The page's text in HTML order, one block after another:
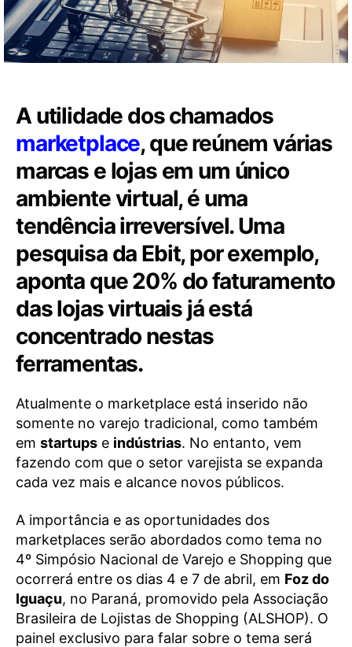
A utilidade dos chamados
marketplace, que reúnem várias
marcas e lojas em um único
ambiente virtual, é uma
tendência irreversível. Uma
pesquisa da Ebit, por exemplo,
aponta que 20% do faturamento
das lojas virtuais já está
concentrado nestas
ferramentas.
Atualmente o marketplace está inserido não
somente no varejo tradicional, como também
em startups e indústrias. No entanto, vem
fazendo com que o setor varejista se expanda
cada vez mais e alcance novos públicos.
A importância e as oportunidades dos
marketplaces serão abordados como tema no
4º Simpósio Nacional de Varejo e Shopping que
ocorrerá entre os dias 4 e 7 de abril, em Foz do
Iguaçu, no Paraná, promovido pela Associação
Brasileira de Lojistas de Shopping (ALSHOP). O
painel exclusivo para falar sobre o tema será